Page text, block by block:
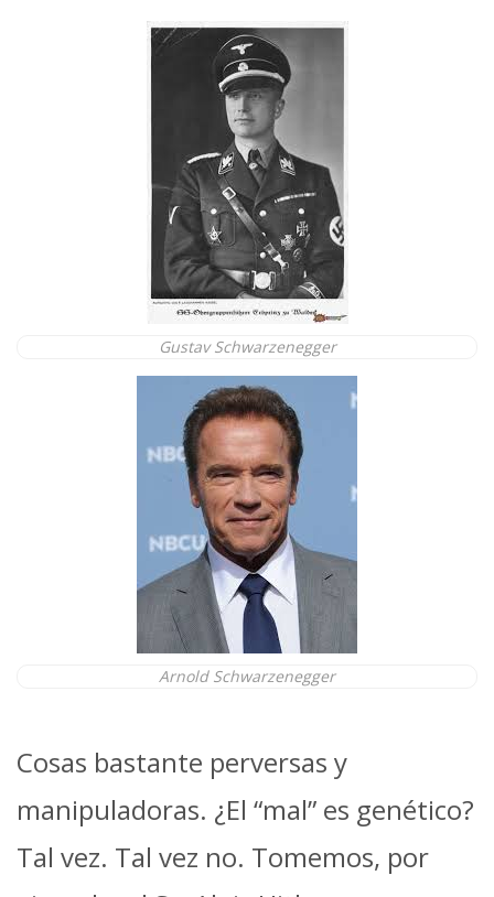
Gustav Schwarzenegger
Arnold Schwarzenegger
Cosas bastante perversas y
manipuladoras. ¿El “mal” es genético?
Tal vez. Tal vez no. Tomemos, por